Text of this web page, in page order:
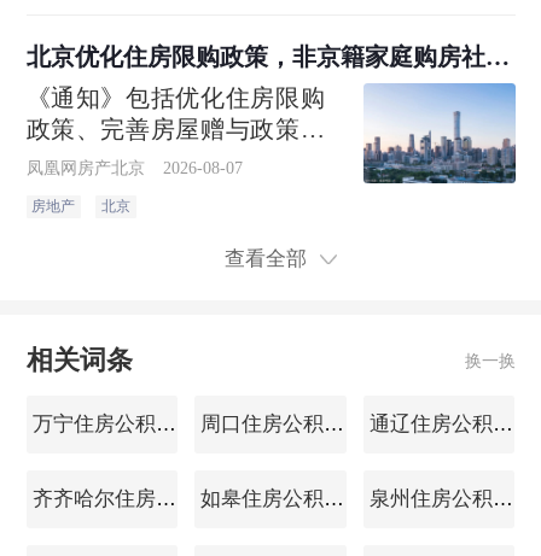
北京优化住房限购政策，非京籍家庭购房社保
个税缴纳年限下调为一年
《通知》包括优化住房限购
政策、完善房屋赠与政策、
加大住房公积金支持力度3个
凤凰网房产北京 2026-08-07
房地产 北京
查看全部
相关词条 换一换
万宁住房公积金查询 周口住房公积金查询 通辽住房公积金查询
齐齐哈尔住房公积金查询 如皋住房公积金查询 泉州住房公积金查询